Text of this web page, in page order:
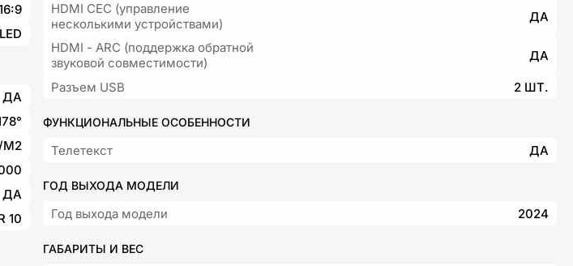
ДА
М2
ДА
10
HDMI CEC (управление
несколькими устройствами)
ДА
HDMI - ARC (поддержка обратной
звуковой совместимости)
ДА
Разъем USB 2 ШТ.
ФУНКЦИОНАЛЬНЫЕ ОСОБЕННОСТИ
Телетекст ДА
ГОД ВЫХОДА МОДЕЛИ
Год выхода модели 2024
ГАБАРИТЫ И ВЕС